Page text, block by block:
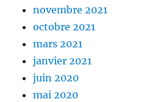
novembre 2021
octobre 2021
mars 2021
janvier 2021
juin 2020
mai 2020